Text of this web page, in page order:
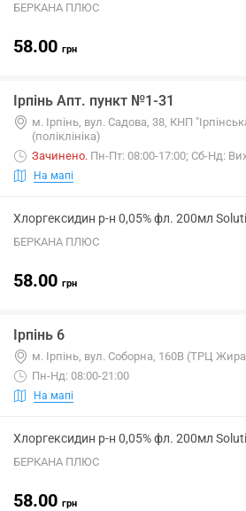
БЕРКАНА ПЛЮС
58.00 грн
Ірпінь Апт. пункт №1-31
м. Ірпінь, вул. Садова, 38, КНП
(поліклініка)
Зачинено. Пн-Пт: 08:00-17:00; Сб-Нд:
На мапі
Хлоргексидин р-н 0,05% фл. 200мл
БЕРКАНА ПЛЮС
58.00 грн
Ірпінь 6
м. Ірпінь, вул. Соборна, 160В (ТРЦ
Пн-Нд: 08:00-21:00
На мапі
Хлоргексидин р-н 0,05% фл. 200мл
БЕРКАНА ПЛЮС
58.00 грн